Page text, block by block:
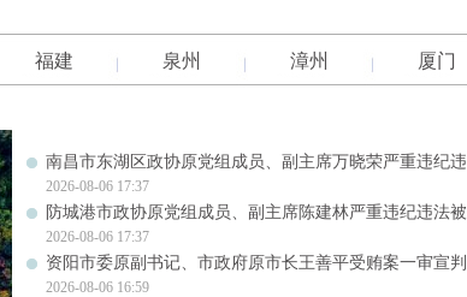
福建 泉州 漳州 厦门
南昌市东湖区政协原党组成员、副主席万晓荣严重违纪违
2026-08-06 17:37
防城港市政协原党组成员、副主席陈建林严重违纪违法被
2026-08-06 17:37
资阳市委原副书记、市政府原市长王善平受贿案一审宣判
2026-08-06 16:59